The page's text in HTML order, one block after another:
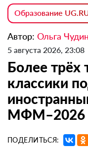
Образование
Автор: Ольга
5 августа 2026, 23:08
Более трёх
классики
МФМ–2026
ПОДЕЛИТЬСЯ: